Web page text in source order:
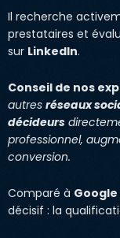
Il recherche
prestataires et
sur LinkedIn.
Conseil de nos
autres réseaux
décideurs
professionnel,
conversion.
Comparé à Google
décisif : la